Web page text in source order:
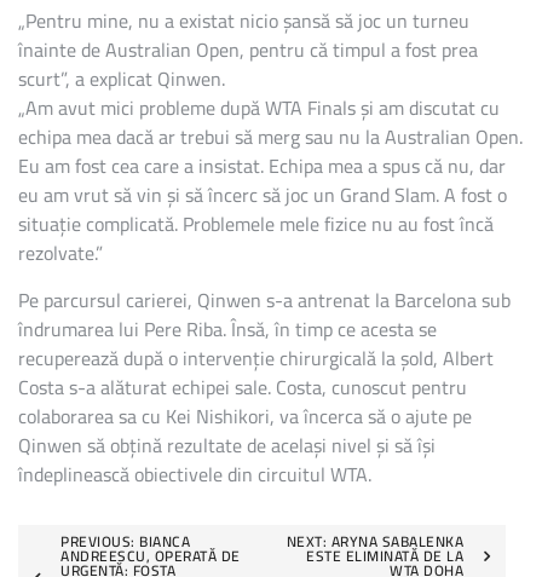
„Pentru mine, nu a existat nicio șansă să joc un turneu
înainte de Australian Open, pentru că timpul a fost prea
scurt”, a explicat Qinwen.
„Am avut mici probleme după WTA Finals și am discutat cu
echipa mea dacă ar trebui să merg sau nu la Australian Open.
Eu am fost cea care a insistat. Echipa mea a spus că nu, dar
eu am vrut să vin și să încerc să joc un Grand Slam. A fost o
situație complicată. Problemele mele fizice nu au fost încă
rezolvate.”
Pe parcursul carierei, Qinwen s-a antrenat la Barcelona sub
îndrumarea lui Pere Riba. Însă, în timp ce acesta se
recuperează după o intervenție chirurgicală la șold, Albert
Costa s-a alăturat echipei sale. Costa, cunoscut pentru
colaborarea sa cu Kei Nishikori, va încerca să o ajute pe
Qinwen să obțină rezultate de același nivel și să își
îndeplinească obiectivele din circuitul WTA.
PostPREVIOUS: BIANCA
ANDREESCU, OPERATĂ DE
URGENȚĂ: FOSTA
NEXT: ARYNA SABALENKA
ESTE ELIMINATĂ DE LA
WTA DOHA